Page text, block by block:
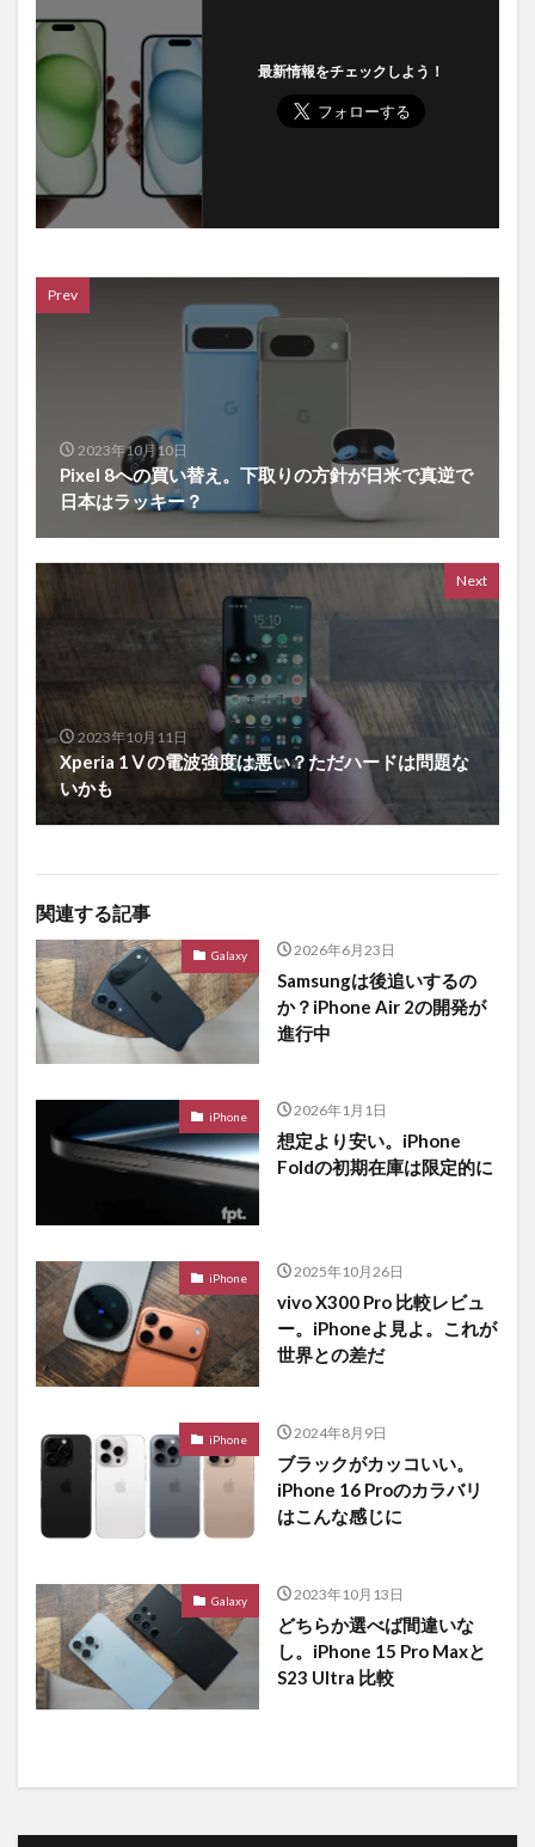
最新情報をチェックしよう！
Prev
2023年10月10日
Pixel 8への買い替え。下取りの方針が日米で真逆で
日本はラッキー？
Next
2023年10月11日
Xperia 1Ⅴの電波強度は悪い？ただハードは問題な
いかも
関連する記事
Galaxy 2026年6月23日
Samsungは後追いするの
か？iPhone Air 2の開発が
進行中
iPhone 2026年1月1日
想定より安い。iPhone
Foldの初期在庫は限定的に
iPhone 2025年10月26日
vivo X300 Pro 比較レビュ
ー。iPhoneよ見よ。これが
世界との差だ
iPhone 2024年8月9日
ブラックがカッコいい。
iPhone 16 Proのカラバリ
はこんな感じに
Galaxy 2023年10月13日
どちらか選べば間違いな
し。iPhone 15 Pro Maxと
S23 Ultra 比較